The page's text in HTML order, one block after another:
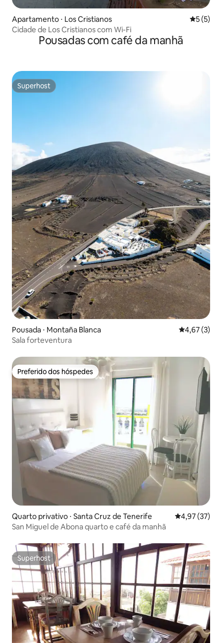
Apartamento ⋅ Los Cristianos 5 de
5 (5)
Cidade de Los Cristianos com Wi-Fi
Pousadas com café da manhã
Superhost
Superhost
Pousada ⋅ Montaña Blanca 4,67 de
4,67 (3)
Sala forteventura
Preferido dos hóspedes
Preferido dos hóspedes
Quarto privativo ⋅ Santa Cruz de Tenerife 4,97 de uma
4,97 (37)
San Miguel de Abona quarto e café da manhã
Superhost
Superhost